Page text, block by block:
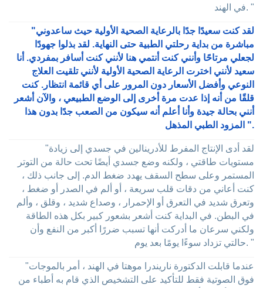
في الهند. "
"لقد كنت سعيدًا جدًا بالرعاية الصحية الأولية حيث ساعدوني
مباشرة من بداية رحلتي الطبية حتى النهاية. لقد بذلوا جهودًا
لجعلي مرتاحًا وأنني كنت أنتمي هنا لأنني كنت أسافر بمفردي. أنا
سعيد لأنني اخترت الرعاية الصحية الأولية لأنني تلقيت العلاج
النوعي وأفضل الأسعار دون المرور على أي قائمة انتظار. كنت
قلقًا من أنه إذا عدت مرة أخرى إلى الوضع الطبيعي ، والآن أشعر
أنني بحالة جيدة وأنا أعلم أنه سيكون من الصعب جدًا بدون هذا
المزود الطبي المذهل ".
"لقد أدى الإنتاج المفرط للأدرينالين في جسدي إلى زيادة
مستويات طاقتي ، ولكنه وضع جسدي أيضًا تحت حالة من التوتر
المستمر وعلى سطح السقف يهدد ضغط الدم. إلى جانب ذلك ،
كنت أعاني من دقات قلب سريعة ، أو ألم في الصدر أو ضغط ،
وتعرق شديد في التعرق أو الإحمرار ، وصداع شديد ، وقلق ، وألم
في البطن. في البداية كنت أشعر بشعور كبير بكل هذه الطاقة
ولكني سرعان ما أدركت أنها تسبب ضررًا أكبر من النفع وأن
حالتي تزداد سوءًا يومًا بعد يوم. "
"عندما قابلت الدكتورة ناريندرا موهتا في الهند ، أمر بالموجات
فوق الصوتية فقط للتأكيد على التشخيص الذي قام به أطباء من